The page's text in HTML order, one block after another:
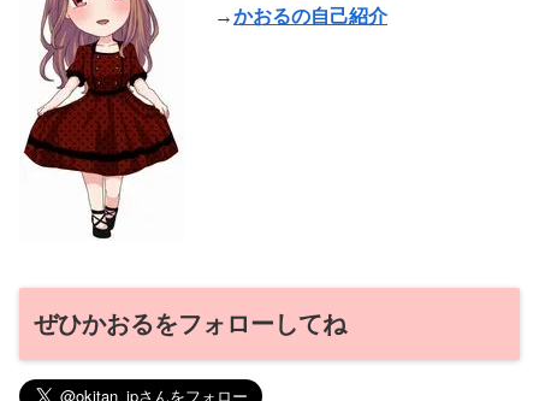
→かおるの自己紹介
ぜひかおるをフォローしてね